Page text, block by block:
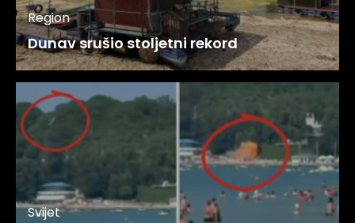
Region
Dunav srušio stoljetni rekord
Svijet